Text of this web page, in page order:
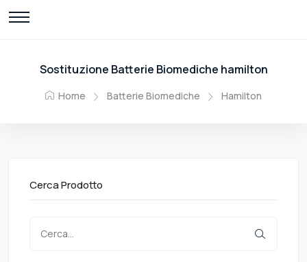
Sostituzione Batterie Biomediche hamilton
Home Batterie Biomediche Hamilton
Cerca Prodotto